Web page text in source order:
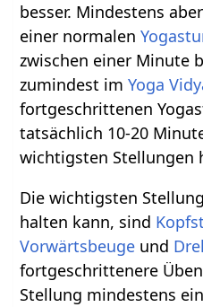
besser. Mindestens
einer normalen
zwischen einer Minute
zumindest imYoga
fortgeschrittenen
tatsächlich 10-20
wichtigsten Stellungen
Die wichtigsten
halten kann, sind
Vorwärtsbeuge und
fortgeschrittenere
Stellung mindestens